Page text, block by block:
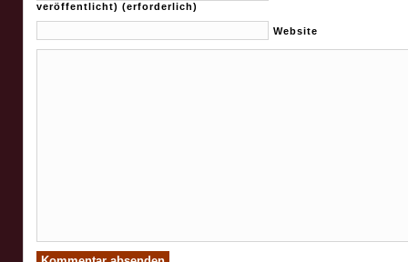
veröffentlicht) (erforderlich)
Website